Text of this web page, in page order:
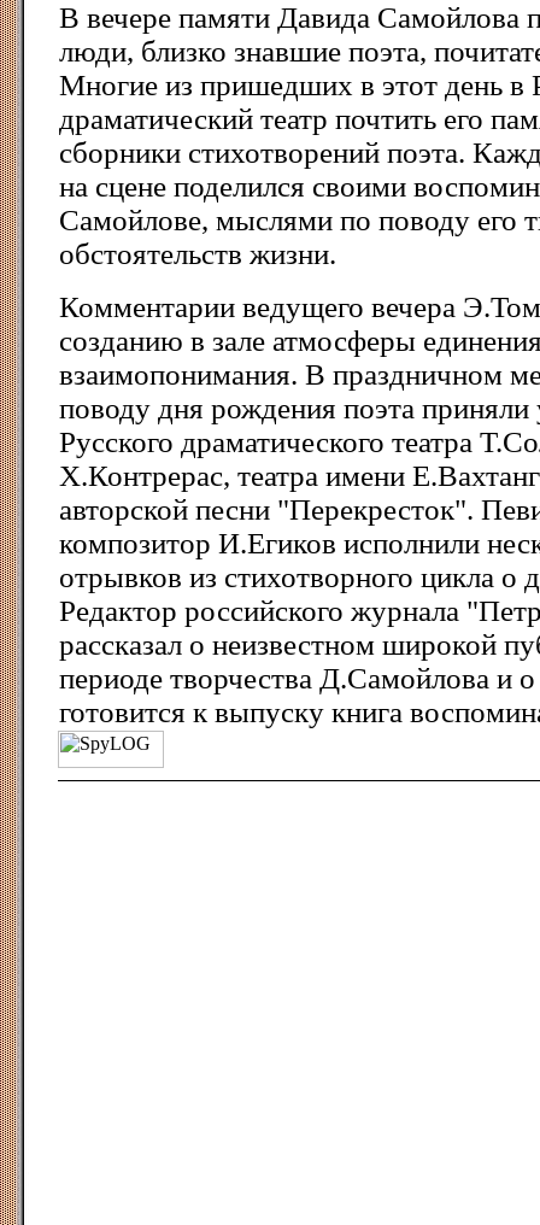
В вечере памяти Давида Самойлова
люди, близко знавшие поэта,
Многие из пришедших в этот день в
драматический театр почтить его
сборники стихотворений поэта.
на сцене поделился своими
Самойлове, мыслями по поводу его
обстоятельств жизни.
Комментарии ведущего вечера
созданию в зале атмосферы
взаимопонимания. В праздничном
поводу дня рождения поэта приняли
Русского драматического театра
Х.Контрерас, театра имени
авторской песни "Перекресток".
композитор И.Егиков исполнили
отрывков из стихотворного цикла о
Редактор российского журнала
рассказал о неизвестном широкой
периоде творчества Д.Самойлова и
готовится к выпуску книга